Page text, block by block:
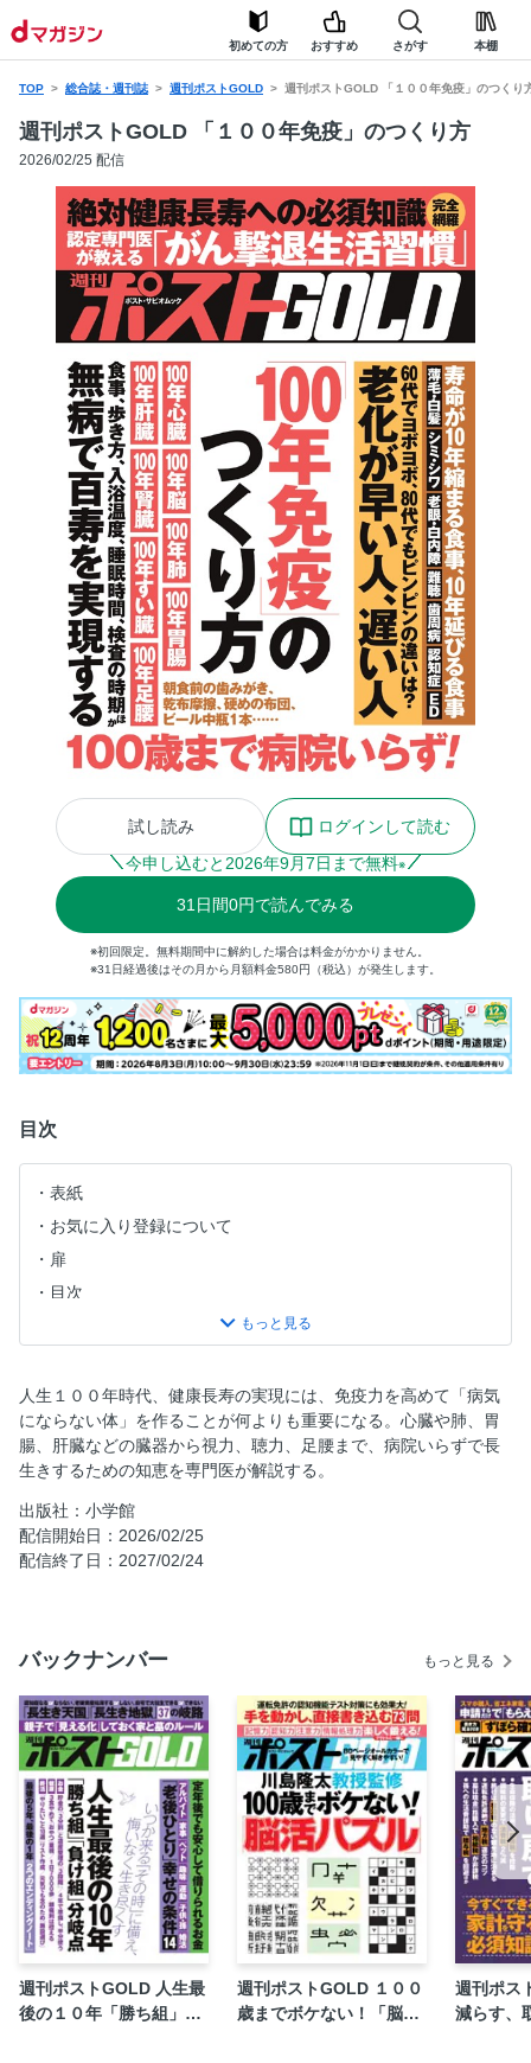
初めての方 おすすめ さがす 本棚
TOP 総合誌・週刊誌 週刊ポストGOLD 週刊ポストGOLD 「１００年免疫」のつくり
週刊ポストGOLD 「１００年免疫」のつくり方
2026/02/25 配信
試し読み
ログインして読む
今申し込むと 2026年9月7日まで無料※
31 日間0円で読んでみる
※初回限定。無料期間中に解約した場合は料金がかかりません。
※31日経過後はその月から月額料金580円（税込）が発生します。
目次
表紙
お気に入り登録について
扉
目次
第一部 万病に打ち克つ「強い臓器」を手に入れる
「100年歯」ハーバード式口腔ケア
100歳まで病院いらず！100年免疫のつくり方
腎臓大復活
100年破れない「しなやか血管」をつくる
名医が教える「長生き血液」「早死に血液」
100歳までボケない「100年脳」のつくり方
「認知症ステージ0」なる前に発見！49項目完全チェックリ
スト
老化が早い人遅い人
寿命が10年縮まる食事 寿命が10年延びる食事
「健診結果」の正しい読み方 完全図解
100年健脚をつくる1分体操
100年視力のカギ スマホ疲れ目解消術
人生１００年時代、健康長寿の実現には、免疫力を高めて「病気
にならない体」を作ることが何よりも重要になる。心臓や肺、胃
腸、肝臓などの臓器から視力、聴力、足腰まで、病院いらずで長
生きするための知恵を専門医が解説する。
出版社：小学館
配信開始日：2026/02/25
配信終了日：2027/02/24
バックナンバー もっと見る
週刊ポストGOLD 人生最
後の１０年「勝ち組」
週刊ポストGOLD １００
歳までボケない！「脳活
週刊ポス
減らす、